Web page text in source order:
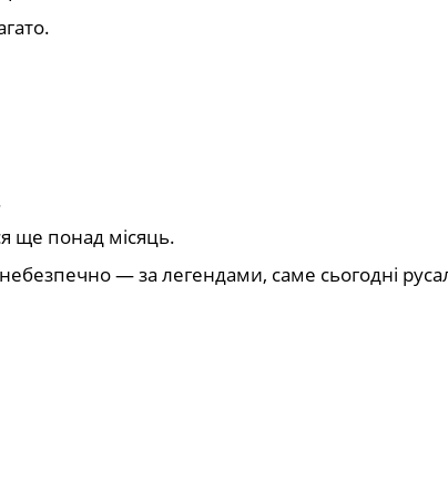
ще понад місяць.
небезпечно — за легендами, саме сьогодні